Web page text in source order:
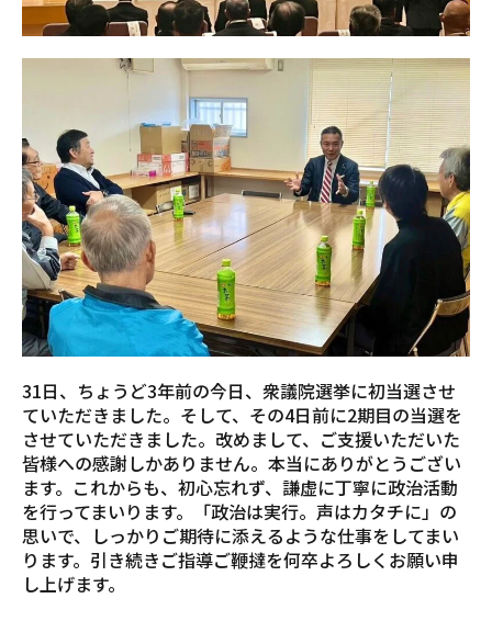
31日、ちょうど3年前の今日、衆議院選挙に初当選させ
ていただきました。そして、その4日前に2期目の当選を
させていただきました。改めまして、ご支援いただいた
皆様への感謝しかありません。本当にありがとうござい
ます。これからも、初心忘れず、謙虚に丁寧に政治活動
を行ってまいります。「政治は実行。声はカタチに」の
思いで、しっかりご期待に添えるような仕事をしてまい
ります。引き続きご指導ご鞭撻を何卒よろしくお願い申
し上げます。